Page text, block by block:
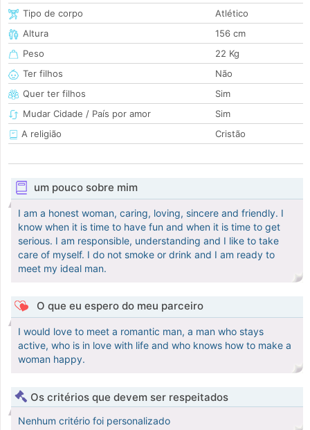
Tipo de corpo
Atlético
Altura
156 cm
Peso
22 Kg
Ter filhos
Não
Quer ter filhos
Sim
Mudar Cidade / País por amor
Sim
A religião
Cristão
um pouco sobre mim
I am a honest woman, caring, loving, sincere and friendly. I
know when it is time to have fun and when it is time to get
serious. I am responsible, understanding and I like to take
care of myself. I do not smoke or drink and I am ready to
meet my ideal man.
O que eu espero do meu parceiro
I would love to meet a romantic man, a man who stays
active, who is in love with life and who knows how to make a
woman happy.
Os critérios que devem ser respeitados
Nenhum critério foi personalizado